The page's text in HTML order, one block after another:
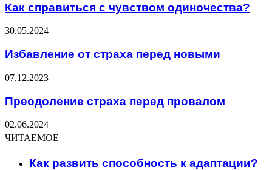
Как справиться с чувством одиночества?
30.05.2024
Избавление от страха перед новыми
07.12.2023
Преодоление страха перед провалом
02.06.2024
ЧИТАЕМОЕ
Как развить способность к адаптации?